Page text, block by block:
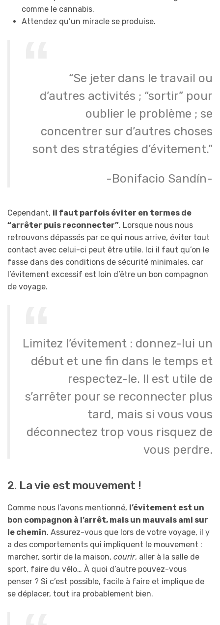
comme le cannabis.
Attendez qu’un miracle se produise.
“Se jeter dans le travail ou
d’autres activités ; “sortir” pour
oublier le problème ; se
concentrer sur d’autres choses
sont des stratégies d’évitement.”
-Bonifacio Sandín-
Cependant, il faut parfois éviter en termes de
“arrêter puis reconnecter”. Lorsque nous nous
retrouvons dépassés par ce qui nous arrive, éviter tout
contact avec celui-ci peut être utile. Ici il faut qu’on le
fasse dans des conditions de sécurité minimales, car
l’évitement excessif est loin d’être un bon compagnon
de voyage.
Limitez l’évitement : donnez-lui un
début et une fin dans le temps et
respectez-le. Il est utile de
s’arrêter pour se reconnecter plus
tard, mais si vous vous
déconnectez trop vous risquez de
vous perdre.
2. La vie est mouvement !
Comme nous l’avons mentionné, l’évitement est un
bon compagnon à l’arrêt, mais un mauvais ami sur
le chemin. Assurez-vous que lors de votre voyage, il y
a des comportements qui impliquent le mouvement :
marcher, sortir de la maison, courir, aller à la salle de
sport, faire du vélo… À quoi d’autre pouvez-vous
penser ? Si c’est possible, facile à faire et implique de
se déplacer, tout ira probablement bien.